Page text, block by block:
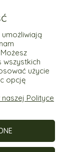
wszystkich
użycie
opcję
Polityce